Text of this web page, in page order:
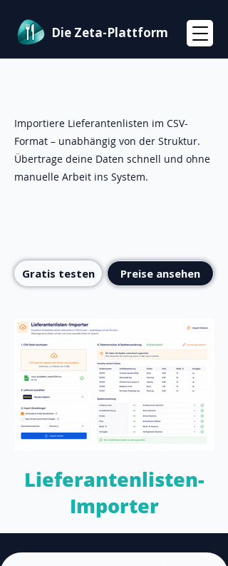
Die Zeta-Plattform
Importiere Lieferantenlisten im CSV-
Format – unabhängig von der Struktur.
Übertrage deine Daten schnell und ohne
manuelle Arbeit ins System.
Gratis testen Preise ansehen
Lieferantenlisten-
Importer